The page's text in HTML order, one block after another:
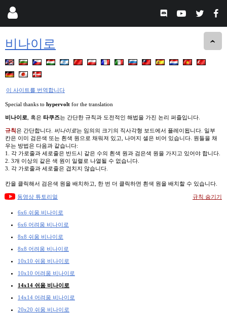
비나이로
이 사이트를 번역합니다
Special thanks to hypervolt for the translation
비나이로 , 혹은 타쿠즈는 간단한 규칙과 도전적인 해법을 가진 논리 퍼즐입니다.
규칙은 간단합니다. 비나이로는 임의의 크기의 직사각형 보드에서 플레이됩니다. 일부
칸은 이미 검은색 또는 흰색 원으로 채워져 있고, 나머지 셀은 비어 있습니다. 원들을 채
우는 방법은 다음과 같습니다:
1. 각 가로줄과 세로줄은 반드시 같은 수의 흰색 원과 검은색 원을 가지고 있어야 합니다.
2. 3개 이상의 같은 색 원이 일렬로 나열될 수 없습니다.
3. 각 가로줄과 세로줄은 겹치지 않습니다.
칸을 클릭해서 검은색 원을 배치하고, 한 번 더 클릭하면 흰색 원을 배치할 수 있습니다.
동영상 튜토리얼 규칙 숨기기
6x6 쉬움 비나이로
6x6 어려움 비나이로
8x8 쉬움 비나이로
8x8 어려움 비나이로
10x10 쉬움 비나이로
10x10 어려움 비나이로
14x14 쉬움 비나이로
14x14 어려움 비나이로
20x20 쉬움 비나이로